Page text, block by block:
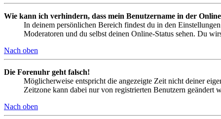
Wie kann ich verhindern, dass mein Benutzername in der
In deinem persönlichen Bereich findest du in den
Moderatoren und du selbst deinen Online-Status sehen. Du
Nach oben
Die Forenuhr geht falsch!
Möglicherweise entspricht die angezeigte Zeit nicht deiner
Zeitzone kann dabei nur von registrierten Benutzern geändert
Nach oben